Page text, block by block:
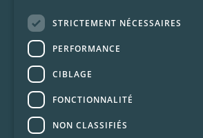
Ressources
Conditions d’utilisation
Confidentialité
Foire aux questions (FAQ)
STRICTEMENT NÉCESSAIRES
PERFORMANCE
CIBLAGE
FONCTIONNALITÉ
NON CLASSIFIÉS